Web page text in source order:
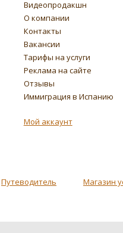
Видеопродакшн
О компании
Контакты
Вакансии
Тарифы на услуги
Реклама на сайте
Отзывы
Иммиграция в Испанию
Мой аккаунт
Путеводитель Магазин